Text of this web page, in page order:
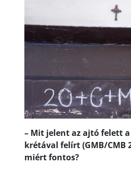
– Mit jelent az ajtó felett a
krétával felírt (GMB/CMB
miért fontos?